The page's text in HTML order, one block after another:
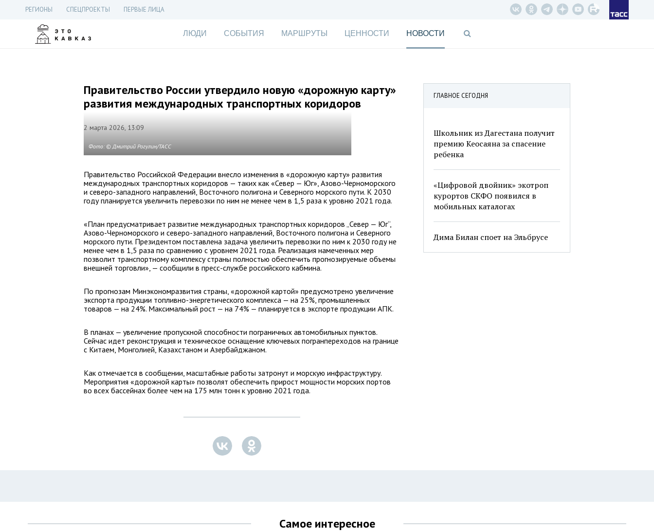
РЕГИОНЫ СПЕЦПРОЕКТЫ ПЕРВЫЕ ЛИЦА
ЛЮДИ СОБЫТИЯ МАРШРУТЫ ЦЕННОСТИ НОВОСТИ
ГЛАВНОЕ СЕГОДНЯ
Школьник из Дагестана получит
премию Кеосаяна за спасение
ребенка
«Цифровой двойник» экотроп
курортов СКФО появился в
мобильных каталогах
Дима Билан споет на Эльбрусе
Правительство России утвердило новую «дорожную карту»
развития международных транспортных коридоров
2 марта 2026, 13:09
Фото: © Дмитрий Рогулин/ТАСС
Правительство Российской Федерации внесло изменения в «дорожную карту» развития
международных транспортных коридоров — таких как «Север — Юг», Азово-Черноморского
и северо-западного направлений, Восточного полигона и Северного морского пути. К 2030
году планируется увеличить перевозки по ним не менее чем в 1,5 раза к уровню 2021 года.
«План предусматривает развитие международных транспортных коридоров „Север — Юг“,
Азово-Черноморского и северо-западного направлений, Восточного полигона и Северного
морского пути. Президентом поставлена задача увеличить перевозки по ним к 2030 году не
менее чем в 1,5 раза по сравнению с уровнем 2021 года. Реализация намеченных мер
позволит транспортному комплексу страны полностью обеспечить прогнозируемые объемы
внешней торговли», — сообщили в пресс-службе российского кабмина.
По прогнозам Минэкономразвития страны, «дорожной картой» предусмотрено увеличение
экспорта продукции топливно-энергетического комплекса — на 25%, промышленных
товаров — на 24%. Максимальный рост — на 74% — планируется в экспорте продукции АПК.
В планах — увеличение пропускной способности пограничных автомобильных пунктов.
Сейчас идет реконструкция и техническое оснащение ключевых погранпереходов на границе
с Китаем, Монголией, Казахстаном и Азербайджаном.
Как отмечается в сообщении, масштабные работы затронут и морскую инфраструктуру.
Мероприятия «дорожной карты» позволят обеспечить прирост мощности морских портов
во всех бассейнах более чем на 175 млн тонн к уровню 2021 года.
Самое интересное